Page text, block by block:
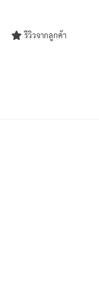
รีวิวจากลูกค้า